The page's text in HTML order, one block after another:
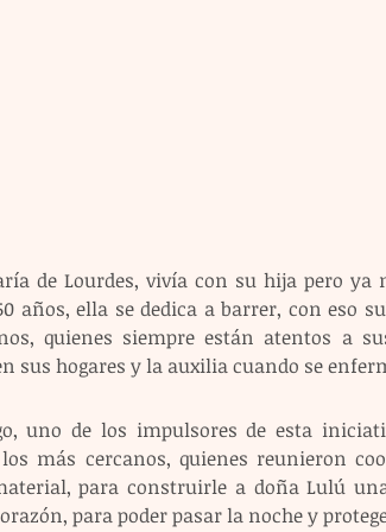
de Lourdes, vivía con su hija pero ya
años, ella se dedica a barrer, con eso
quienes siempre están atentos a
sus hogares y la auxilia cuando se
uno de los impulsores de esta
más cercanos, quienes reunieron
para construirle a doña Lulú
para poder pasar la noche y